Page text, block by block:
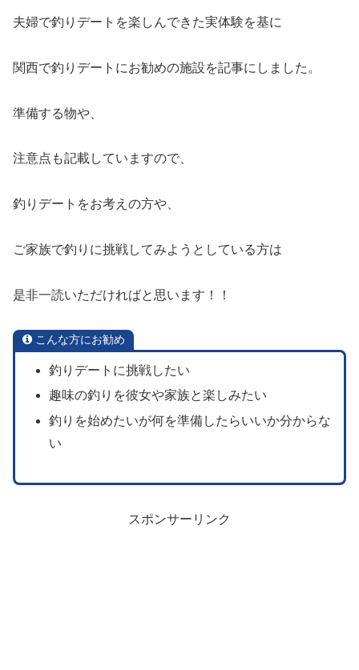
夫婦で釣りデートを楽しんできた実体験を基に
関西で釣りデートにお勧めの施設を記事にしました。
準備する物や、
注意点も記載していますので、
釣りデートをお考えの方や、
ご家族で釣りに挑戦してみようとしている方は
是非一読いただければと思います！！
こんな方にお勧め
釣りデートに挑戦したい
趣味の釣りを彼女や家族と楽しみたい
釣りを始めたいが何を準備したらいいか分からな
い
スポンサーリンク